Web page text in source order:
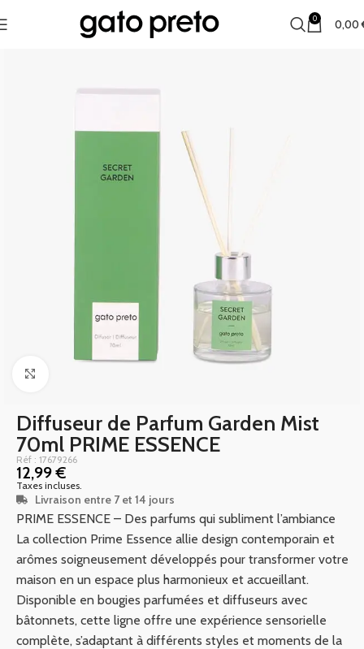
0 0,00
Diffuseur de Parfum Garden Mist
70ml PRIME ESSENCE
Réf : 17679266
12,99€
Taxes incluses.
Livraison entre 7 et 14 jours
PRIME ESSENCE – Des parfums qui subliment l’ambiance
La collection Prime Essence allie design contemporain et
arômes soigneusement développés pour transformer votre
maison en un espace plus harmonieux et accueillant.
Disponible en bougies parfumées et diffuseurs avec
bâtonnets, cette ligne offre une expérience sensorielle
complète, s’adaptant à différents styles et moments de la